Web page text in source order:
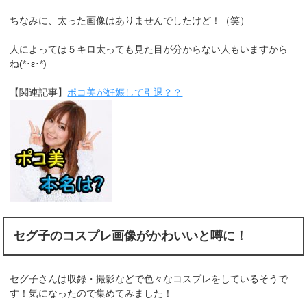
ちなみに、太った画像はありませんでしたけど！（笑）
人によっては５キロ太っても見た目が分からない人もいますから
ね(*･ε･*)
【関連記事】 ポコ美が妊娠して引退？？
セグ子のコスプレ画像がかわいいと噂に！
セグ子さんは収録・撮影などで色々なコスプレをしているそうで
す！気になったので集めてみました！